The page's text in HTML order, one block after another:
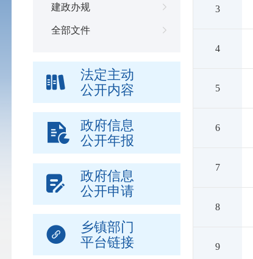
建政办规
全部文件
法定主动
公开内容
政府信息
公开年报
政府信息
公开申请
乡镇部门
平台链接
3
4
5
6
7
8
9